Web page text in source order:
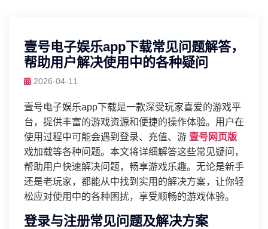
壹号电子娱乐app下载常见问题解答，
帮助用户解决使用中的各种疑问
2026-04-11
壹号电子娱乐app下载是一款深受玩家喜爱的游戏平
台，提供丰富的游戏资源和便捷的操作体验。用户在
使用过程中可能会遇到登录、充值、游 壹号网页版
戏加载等各种问题。本文将详细解答这些常见疑问，
帮助用户快速解决问题，畅享游戏乐趣。无论是新手
还是老玩家，都能从中找到实用的解决方案，让你轻
松应对使用中的各种困扰，享受顺畅的游戏体验。
登录与注册常见问题及解决方案